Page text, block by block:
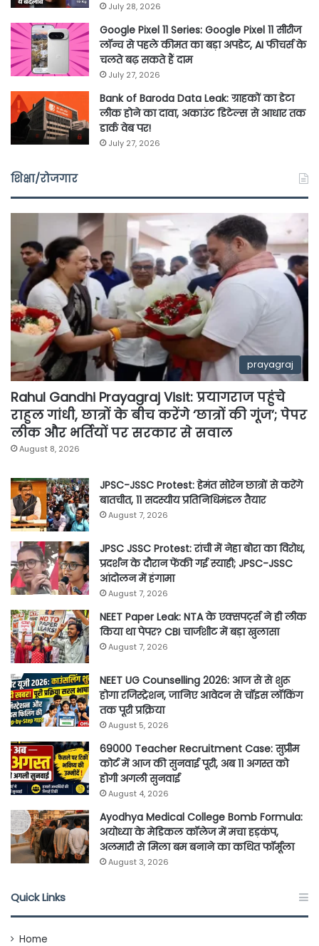
July 28, 2026
Google Pixel 11 Series: Google Pixel 11 सीरीज
लॉन्च से पहले कीमत का बड़ा अपडेट, AI फीचर्स के
चलते बढ़ सकते हैं दाम
July 27, 2026
Bank of Baroda Data Leak: ग्राहकों का डेटा
लीक होने का दावा, अकाउंट डिटेल्स से आधार तक
डार्क वेब पर!
July 27, 2026
शिक्षा/रोजगार
prayagraj
Rahul Gandhi Prayagraj Visit: प्रयागराज पहुंचे
राहुल गांधी, छात्रों के बीच करेंगे ‘छात्रों की गूंज’; पेपर
लीक और भर्तियों पर सरकार से सवाल
August 8, 2026
JPSC-JSSC Protest: हेमंत सोरेन छात्रों से करेंगे
बातचीत, 11 सदस्यीय प्रतिनिधिमंडल तैयार
August 7, 2026
JPSC JSSC Protest: रांची में नेहा बोरा का विरोध,
प्रदर्शन के दौरान फेंकी गई स्याही; JPSC-JSSC
आंदोलन में हंगामा
August 7, 2026
NEET Paper Leak: NTA के एक्सपर्ट्स ने ही लीक
किया था पेपर? CBI चार्जशीट में बड़ा खुलासा
August 7, 2026
NEET UG Counselling 2026: आज से से शुरू
होगा रजिस्ट्रेशन, जानिए आवेदन से चॉइस लॉकिंग
तक पूरी प्रक्रिया
August 5, 2026
69000 Teacher Recruitment Case: सुप्रीम
कोर्ट में आज की सुनवाई पूरी, अब 11 अगस्त को
होगी अगली सुनवाई
August 4, 2026
Ayodhya Medical College Bomb Formula:
अयोध्या के मेडिकल कॉलेज में मचा हड़कंप,
अलमारी से मिला बम बनाने का कथित फॉर्मूला
August 3, 2026
Quick Links
Home